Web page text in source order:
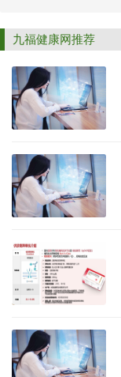
九福健康网推荐